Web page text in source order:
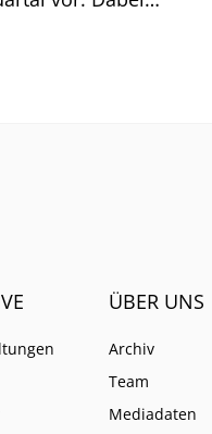
ÜBER UNS
Archiv
Team
Mediadaten